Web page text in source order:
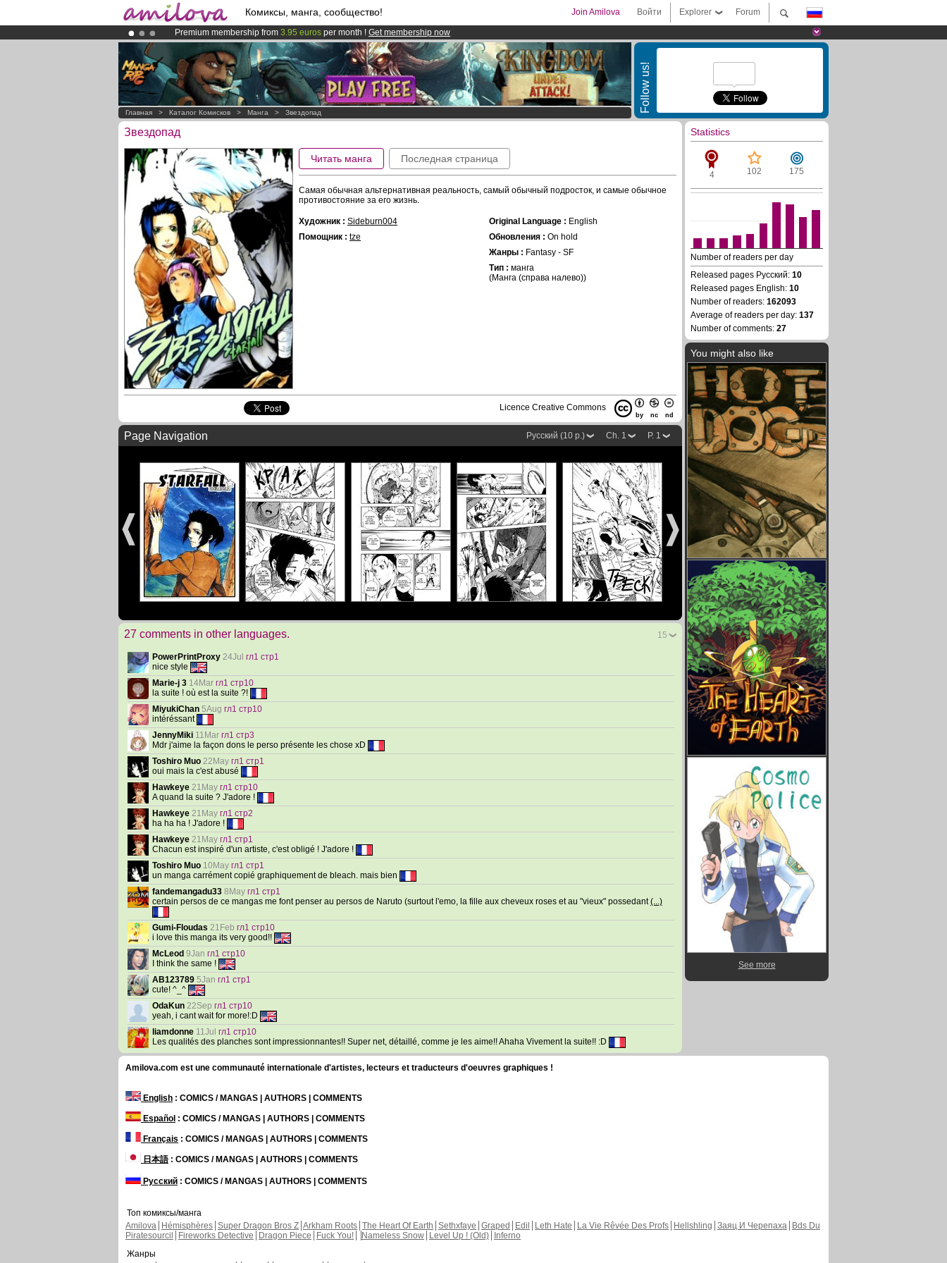
Комиксы, манга, сообщество! Forum
Explorer
Войти
Join Amilova
Premium membership from 3.95 euros per month ! Get membership now
AmilovaKickstarter is now LIVE!.
Already 100000membersand 1000 comics & mangas!.
Follow us!
Главная > Каталог Комисков > Манга > Звездопад
Звездопад
Читать манга Последная страница
Самая обычная альтернативная реальность, самый обычный подросток, и самые обычное
противостояние за его жизнь.
Художник : Sideburn004
Помощник : tze
Original Language : English
Обновления : On hold
Жанры : Fantasy - SF
Тип : манга
(Манга (справа налево))
Licence Creative Commons
by nc nd
P. 1
Ch. 1
Русский (10 p.)
Page Navigation
15
27 comments in other languages.
PowerPrintProxy 24Jul гл1 стр1
nice style
Marie-j 3 14Mar гл1 стр10
la suite ! où est la suite ?!
MiyukiChan 5Aug гл1 стр10
intéréssant
JennyMiki 11Mar гл1 стр3
Mdr j'aime la façon dons le perso présente les chose xD
Toshiro Muo 22May гл1 стр1
oui mais la c'est abusé
Hawkeye 21May гл1 стр10
A quand la suite ? J'adore !
Hawkeye 21May гл1 стр2
ha ha ha ! J'adore !
Hawkeye 21May гл1 стр1
Chacun est inspiré d'un artiste, c'est obligé ! J'adore !
Toshiro Muo 10May гл1 стр1
un manga carrément copié graphiquement de bleach. mais bien
fandemangadu33 8May гл1 стр1
certain persos de ce mangas me font penser au persos de Naruto (surtout l'emo, la fille aux cheveux roses et au "vieux" possedant(...)
Gumi-Floudas 21Feb гл1 стр10
i love this manga its very good!!
McLeod 9Jan гл1 стр10
I think the same !
AB123789 5Jan гл1 стр1
cute! ^_^
OdaKun 22Sep гл1 стр10
yeah, i cant wait for more!:D
liamdonne 11Jul гл1 стр10
Les qualités des planches sont impressionnantes!! Super net, détaillé, comme je les aime!! Ahaha Vivement la suite!! :D
Statistics
4 102 175
Number of readers per day
Released pages Русский: 10
Released pages English: 10
Number of readers: 162093
Average of readers per day: 137
Number of comments: 27
You might also like
See more
Amilova.com est une communauté internationale d'artistes, lecteurs et traducteurs d'oeuvres graphiques !
English : COMICS / MANGAS | AUTHORS | COMMENTS
Español : COMICS / MANGAS | AUTHORS | COMMENTS
Français : COMICS / MANGAS | AUTHORS | COMMENTS
日本語: COMICS / MANGAS | AUTHORS | COMMENTS
Русский : COMICS / MANGAS | AUTHORS | COMMENTS
Топ комиксы/манга
Amilova
Hémisphères Super Dragon Bros Z Arkham Roots The Heart Of Earth Sethxfaye Graped Edil Leth Hate La Vie Rêvée Des Profs Hellshling Заяц И Черепаха
Bds Du
Piratesourcil
Fireworks Detective Dragon Piece Fuck You! Nameless Snow Level Up ! (Old)
Inferno
Жанры